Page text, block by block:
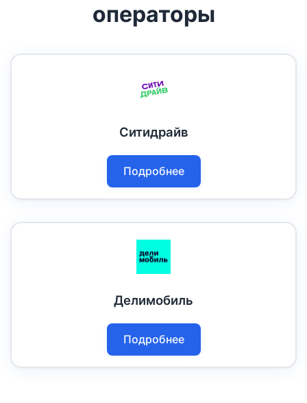
операторы
Ситидрайв
Подробнее
Делимобиль
Подробнее